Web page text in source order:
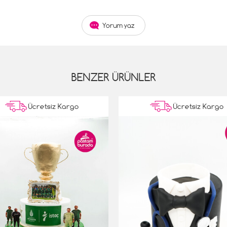
Yorum yaz
BENZER ÜRÜNLER
Ücretsiz Kargo Ücretsiz Kargo